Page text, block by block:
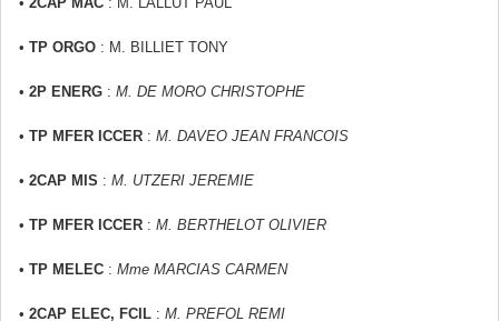
• TP ORGO : M. BILLIET TONY
• 2P ENERG : M. DE MORO CHRISTOPHE
• TP MFER ICCER : M. DAVEO JEAN FRANCOIS
• 2CAP MIS : M. UTZERI JEREMIE
• TP MFER ICCER : M. BERTHELOT OLIVIER
• TP MELEC : Mme MARCIAS CARMEN
• 2CAP ELEC, FCIL : M. PREFOL REMI